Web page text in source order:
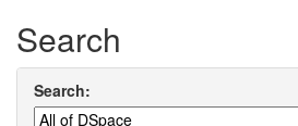
Search
Search: